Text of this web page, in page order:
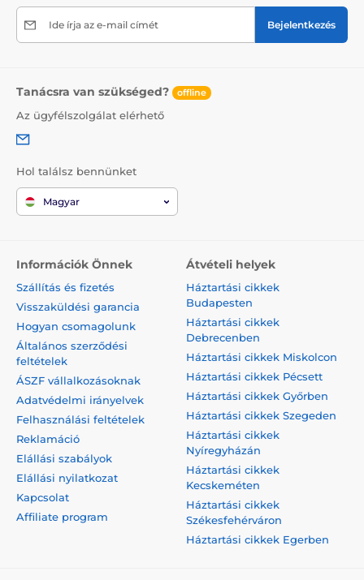
Ide írja az e-mail címét Bejelentkezés
Tanácsra van szükséged? offline
Az ügyfélszolgálat elérhető
Hol találsz bennünket
Magyar
Információk Önnek
Szállítás és fizetés
Visszaküldési garancia
Hogyan csomagolunk
Általános szerződési
feltételek
ÁSZF vállalkozásoknak
Adatvédelmi irányelvek
Felhasználási feltételek
Reklamáció
Elállási szabályok
Elállási nyilatkozat
Kapcsolat
Affiliate program
Átvételi helyek
Háztartási cikkek
Budapesten
Háztartási cikkek
Debrecenben
Háztartási cikkek Miskolcon
Háztartási cikkek Pécsett
Háztartási cikkek Győrben
Háztartási cikkek Szegeden
Háztartási cikkek
Nyíregyházán
Háztartási cikkek
Kecskeméten
Háztartási cikkek
Székesfehérváron
Háztartási cikkek Egerben